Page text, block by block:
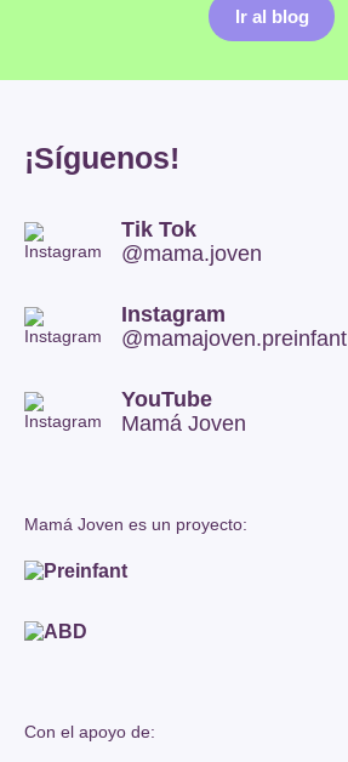
Ir al blog
¡Síguenos!
Tik Tok
@mama.joven
Instagram
@mamajoven.preinfant
YouTube
Mamá Joven
Mamá Joven es un proyecto:
Con el apoyo de: